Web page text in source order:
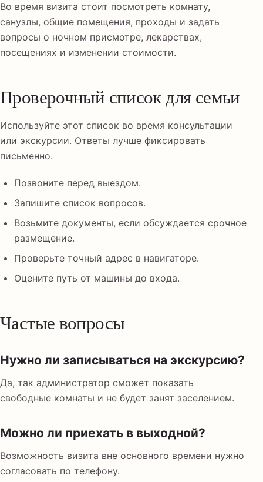
Во время визита стоит посмотреть комнату,
санузлы, общие помещения, проходы и задать
вопросы о ночном присмотре, лекарствах,
посещениях и изменении стоимости.
Проверочный список для семьи
Используйте этот список во время консультации
или экскурсии. Ответы лучше фиксировать
письменно.
Позвоните перед выездом.
Запишите список вопросов.
Возьмите документы, если обсуждается срочное
размещение.
Проверьте точный адрес в навигаторе.
Оцените путь от машины до входа.
Частые вопросы
Нужно ли записываться на экскурсию?
Да, так администратор сможет показать
свободные комнаты и не будет занят заселением.
Можно ли приехать в выходной?
Возможность визита вне основного времени нужно
согласовать по телефону.